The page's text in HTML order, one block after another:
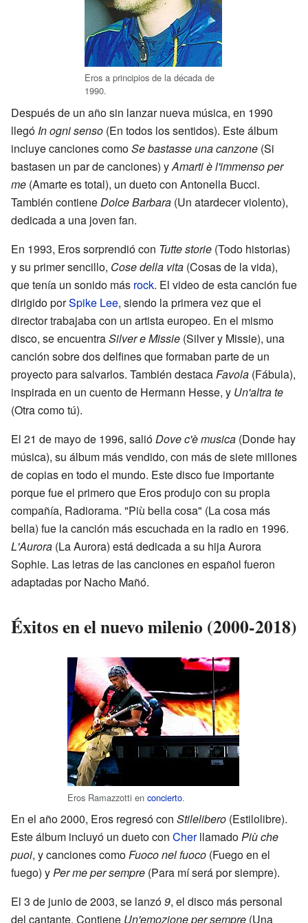
Eros a principios de la década de
1990.
Después de un año sin lanzar nueva música, en 1990
llegó In ogni senso (En todos los sentidos). Este álbum
incluye canciones comoSe bastasse una canzone (Si
bastasen un par de canciones) yAmarti è l'immenso per
me (Amarte es total), un dueto con Antonella Bucci.
También contiene Dolce Barbara (Un atardecer violento),
dedicada a una joven fan.
En 1993, Eros sorprendió con Tutte storie (Todo historias)
y su primer sencillo, Cose della vita (Cosas de la vida),
que tenía un sonido más rock. El video de esta canción fue
dirigido porSpike Lee, siendo la primera vez que el
director trabajaba con un artista europeo. En el mismo
disco, se encuentraSilver e Missie (Silver y Missie), una
canción sobre dos delfines que formaban parte de un
proyecto para salvarlos. También destaca Favola (Fábula),
inspirada en un cuento de Hermann Hesse, y Un'altra te
(Otra como tú).
El 21 de mayo de 1996, salió Dove c'è musica (Donde hay
música), su álbum más vendido, con más de siete millones
de copias en todo el mundo. Este disco fue importante
porque fue el primero que Eros produjo con su propia
compañía, Radiorama. "Più bella cosa" (La cosa más
bella) fue la canción más escuchada en la radio en 1996.
L'Aurora (La Aurora) está dedicada a su hija Aurora
Sophie. Las letras de las canciones en español fueron
adaptadas por Nacho Mañó.
Éxitos en el nuevo milenio (2000-2018)
Eros Ramazzotti en concierto.
En el año 2000, Eros regresó con Stilelibero (Estilolibre).
Este álbum incluyó un dueto con CherllamadoPiù che
puoi, y canciones comoFuoco nel fuoco (Fuego en el
fuego) yPer me per sempre (Para mí será por siempre).
El 3 de junio de 2003, se lanzó9, el disco más personal
del cantante. Contiene Un'emozione per sempre (Una